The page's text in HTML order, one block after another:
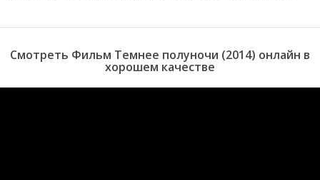
Смотреть Фильм Темнее полуночи (2014) онлайн в
хорошем качестве